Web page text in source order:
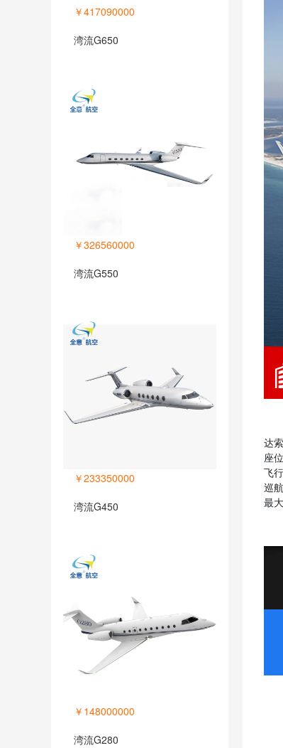
￥417090000
湾流G650
￥326560000
湾流G550
￥233350000
湾流G450
￥148000000
湾流G280
达
座
飞
巡
最